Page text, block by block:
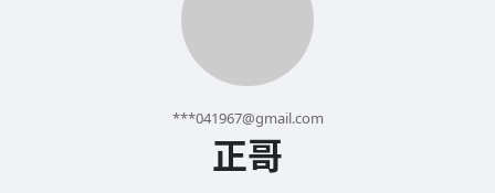
***041967@gmail.com
正哥